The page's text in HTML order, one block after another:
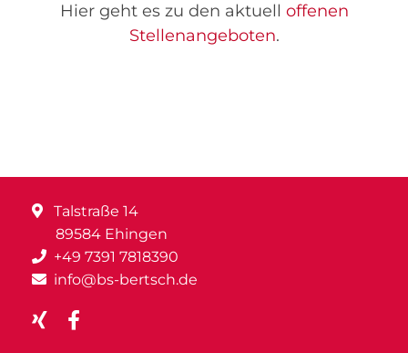
Hier geht es zu den aktuell offenen
Stellenangeboten.
Talstraße 14
89584 Ehingen
+49 7391 7818390
info@bs-bertsch.de